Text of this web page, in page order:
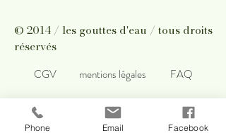
© 2014 / les gouttes d'eau / tous droits
réservés
CGV mentions légales FAQ
Phone Email Facebook